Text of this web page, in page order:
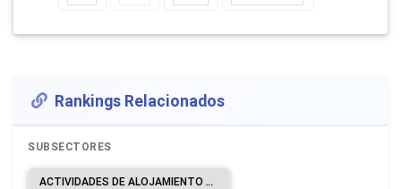
Rankings Relacionados
SUBSECTORES
ACTIVIDADES DE ALOJAMIENTO PARA ESTANCIAS CORTAS.